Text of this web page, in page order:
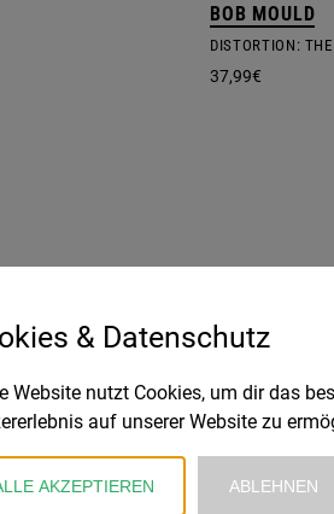
BOB MOULD
DISTORTION:
37,99€
& Datenschutz
Website nutzt Cookies, um dir das
auf unserer Website zu
AKZEPTIEREN ABLEHNEN